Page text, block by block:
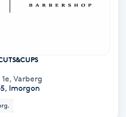
, Varberg
Imorgon